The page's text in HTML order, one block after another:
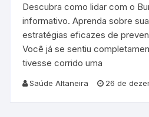
Descubra como lidar com o
informativo. Aprenda sobre
estratégias eficazes de
Você já se sentiu
tivesse corrido uma
Saúde Altaneira 26 de